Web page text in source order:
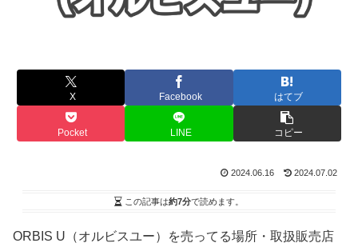
X Facebook はてブ
Pocket LINE コピー
2024.06.16 2024.07.02
この記事は約7分で読めます。
ORBIS U（オルビスユー）を売ってる場所・取扱販売店